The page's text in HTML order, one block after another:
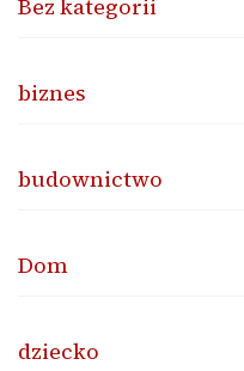
Bez kategorii
biznes
budownictwo
Dom
dziecko